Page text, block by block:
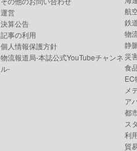
運営
決算公告
記事の利用
個人情報保護方針
物流報道局-本誌公式YouTubeチャンネ
ル-
航
鉄
物
静
災
食
EC
メ
ア
都
ス
利
貿